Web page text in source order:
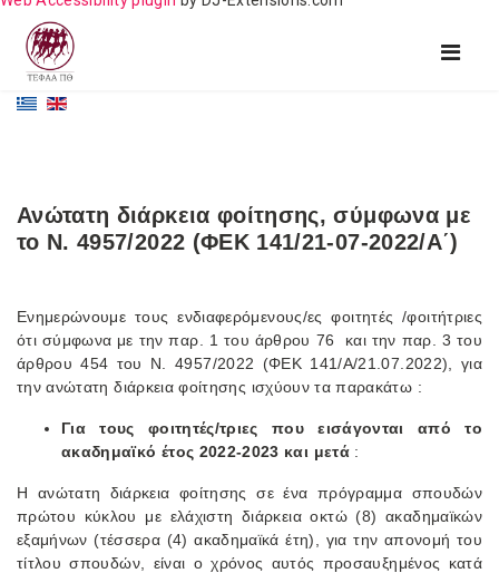
Ανώτατη διάρκεια φοίτησης, σύμφωνα με
το Ν. 4957/2022 (ΦΕΚ 141/21-07-2022/Α΄)
Ενημερώνουμε τους ενδιαφερόμενους/ες φοιτητές /φοιτήτριες
ότι σύμφωνα με την παρ. 1 του άρθρου 76 και την παρ. 3 του
άρθρου 454 του Ν. 4957/2022 (ΦΕΚ 141/Α/21.07.2022), για
την ανώτατη διάρκεια φοίτησης ισχύουν τα παρακάτω :
Για τους φοιτητές/τριες που εισάγονται από το
ακαδημαϊκό έτος 2022-2023 και μετά:
Η ανώτατη διάρκεια φοίτησης σε ένα πρόγραμμα σπουδών
πρώτου κύκλου με ελάχιστη διάρκεια οκτώ (8) ακαδημαϊκών
εξαμήνων (τέσσερα (4) ακαδημαϊκά έτη), για την απονομή του
τίτλου σπουδών, είναι ο χρόνος αυτός προσαυξημένος κατά